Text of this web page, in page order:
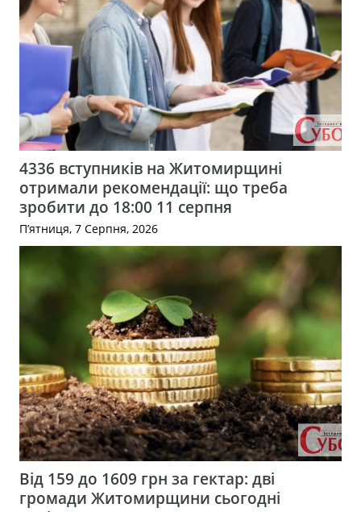
4336 вступників на Житомирщині
отримали рекомендації: що треба
зробити до 18:00 11 серпня
П’ятниця, 7 Серпня, 2026
Від 159 до 1609 грн за гектар: дві
громади Житомирщини сьогодні